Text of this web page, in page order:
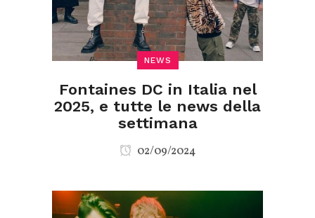
NEWS
Fontaines DC in Italia nel
2025, e tutte le news della
settimana
02/09/2024